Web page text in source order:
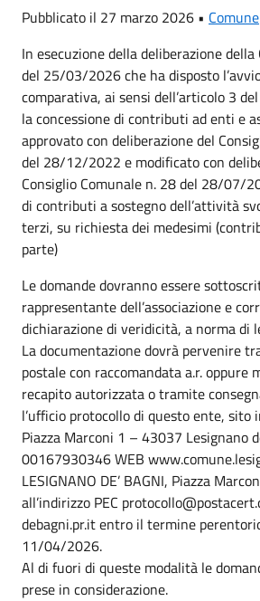
Pubblicato il 27 marzo 2026 • Comune
In esecuzione della deliberazione
del 25/03/2026 che ha disposto
comparativa, ai sensi dell’articolo 3
la concessione di contributi ad enti e
approvato con deliberazione del
del 28/12/2022 e modificato con
Consiglio Comunale n. 28 del 28/07/
di contributi a sostegno dell’attività
terzi, su richiesta dei medesimi
parte)
Le domande dovranno essere
rappresentante dell’associazione e
dichiarazione di veridicità, a norma di
La documentazione dovrà pervenire
postale con raccomandata a.r. oppure
recapito autorizzata o tramite
l’ufficio protocollo di questo ente, sito
Piazza Marconi 1 – 43037 Lesignano
00167930346 WEB
LESIGNANO DE’ BAGNI, Piazza
all’indirizzo PEC
debagni.pr.it entro il termine
11/04/2026.
Al di fuori di queste modalità le
prese in considerazione.